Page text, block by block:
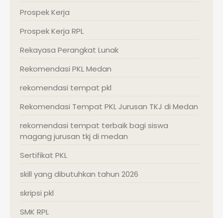
Prospek Kerja
Prospek Kerja RPL
Rekayasa Perangkat Lunak
Rekomendasi PKL Medan
rekomendasi tempat pkl
Rekomendasi Tempat PKL Jurusan TKJ di Medan
rekomendasi tempat terbaik bagi siswa
magang jurusan tkj di medan
Sertifikat PKL
skill yang dibutuhkan tahun 2026
skripsi pkl
SMK RPL